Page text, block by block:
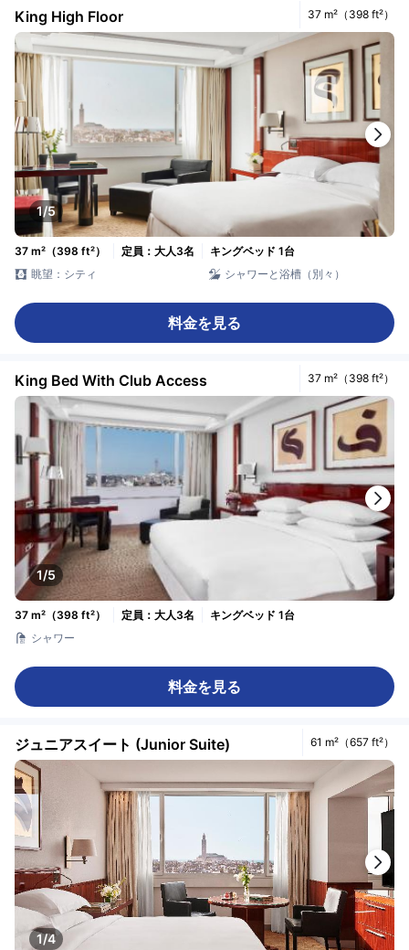
King High Floor 37 m²（398 ft²）
1/5
37 m²（398 ft²） 定員：大人3名
キングベッド 1台
眺望：シティ
シャワーと浴槽（別々）
料金を見る
King Bed With Club Access 37 m²（398 ft²）
1/5
37 m²（398 ft²） 定員：大人3名
キングベッド 1台
シャワー
料金を見る
ジュニアスイート (Junior Suite) 61 m²（657 ft²）
1/4